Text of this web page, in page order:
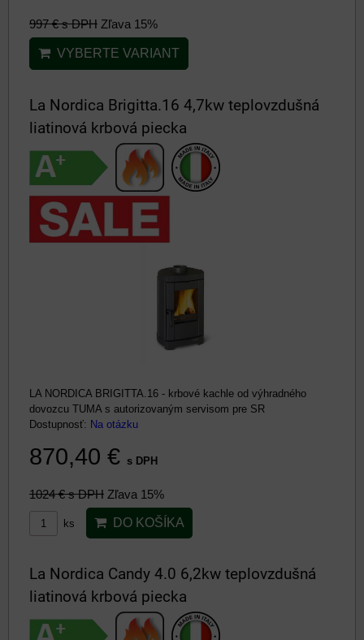
997 €s DPH Zľava 15%
VYBERTE VARIANT
La Nordica Brigitta.16 4,7kw teplovzdušná
liatinová krbová piecka
LA NORDICA BRIGITTA.16 - krbové kachle od výhradného
dovozcu TUMA s autorizovaným servisom pre SR
Dostupnosť: Na otázku
870,40 € s DPH
1024 €s DPH Zľava 15%
ks DO KOŠÍKA
La Nordica Candy 4.0 6,2kw teplovzdušná
liatinová krbová piecka